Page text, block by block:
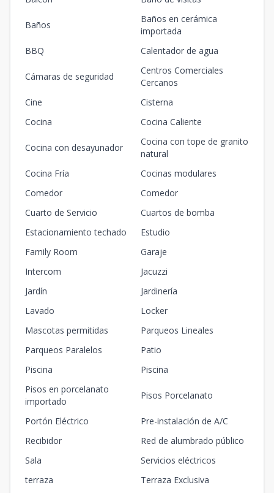
Baños
Baños en cerámica
importada
BBQ
Calentador de agua
Cámaras de seguridad
Centros Comerciales
Cercanos
Cine
Cisterna
Cocina
Cocina Caliente
Cocina con desayunador
Cocina con tope de granito
natural
Cocina Fría
Cocinas modulares
Comedor
Comedor
Cuarto de Servicio
Cuartos de bomba
Estacionamiento techado
Estudio
Family Room
Garaje
Intercom
Jacuzzi
Jardín
Jardinería
Lavado
Locker
Mascotas permitidas
Parqueos Lineales
Parqueos Paralelos
Patio
Piscina
Piscina
Pisos en porcelanato
importado
Pisos Porcelanato
Portón Eléctrico
Pre-instalación de A/C
Recibidor
Red de alumbrado público
Sala
Servicios eléctricos
terraza
Terraza Exclusiva